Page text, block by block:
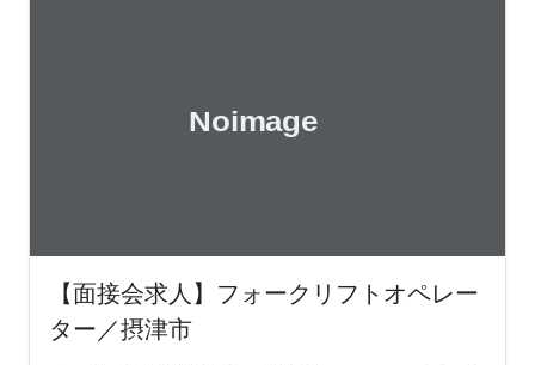
【面接会求人】フォークリフトオペレー
ター／摂津市